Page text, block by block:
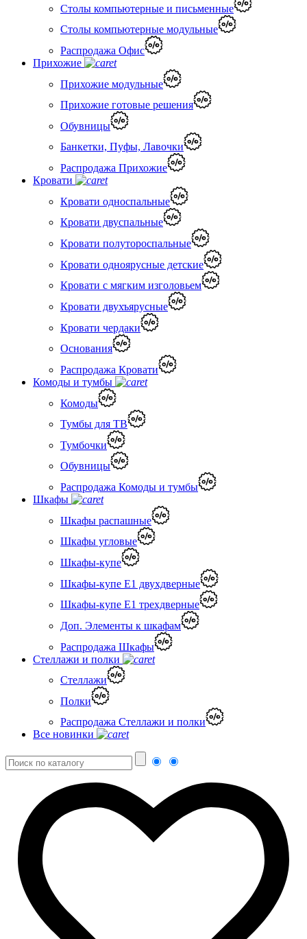
Столы компьютерные и письменные
Столы компьютерные модульные
Распродажа Офис
Прихожие
Прихожие модульные
Прихожие готовые решения
Обувницы
Банкетки, Пуфы, Лавочки
Распродажа Прихожие
Кровати
Кровати односпальные
Кровати двуспальные
Кровати полутороспальные
Кровати одноярусные детские
Кровати с мягким изголовьем
Кровати двухъярусные
Кровати чердаки
Основания
Распродажа Кровати
Комоды и тумбы
Комоды
Тумбы для ТВ
Тумбочки
Обувницы
Распродажа Комоды и тумбы
Шкафы
Шкафы распашные
Шкафы угловые
Шкафы-купе
Шкафы-купе Е1 двухдверные
Шкафы-купе Е1 трехдверные
Доп. Элементы к шкафам
Распродажа Шкафы
Стеллажи и полки
Стеллажи
Полки
Распродажа Стеллажи и полки
Все новинки